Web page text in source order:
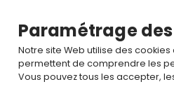
Paramétrage
Notre site Web utilise des
permettent de comprendre les
Vous pouvez tous les accepter,